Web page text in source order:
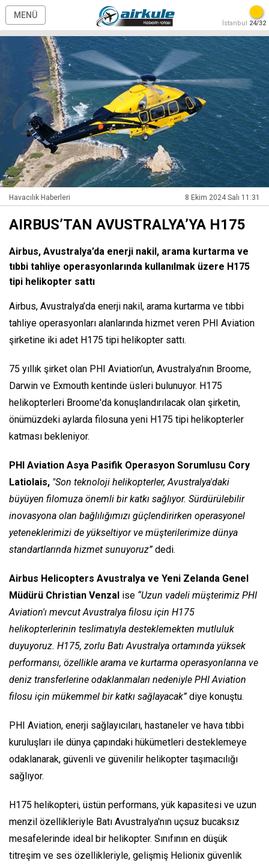
MENÜ
İstanbul 24/32
Havacılık Haberleri 8 Ekim 2024 Salı 11:31
AIRBUS’TAN AVUSTRALYA’YA H175
Airbus, Avustralya’da enerji nakil, arama kurtarma ve
tıbbi tahliye operasyonlarında kullanılmak üzere H175
tipi helikopter sattı
Airbus, Avustralya’da enerji nakil, arama kurtarma ve tıbbi
tahliye operasyonları alanlarında hizmet veren PHI Aviation
şirketine iki adet H175 tipi helikopter sattı.
75 yıllık şirket olan PHI Aviation’un, Avustralya’nın Broome,
Darwin ve Exmouth kentinde üsleri bulunuyor. H175
helikopterleri Broome'da konuşlandırılacak olan şirketin,
önümüzdeki aylarda filosuna yeni H175 tipi helikopterler
katması bekleniyor.
PHI Aviation Asya Pasifik Operasyon Sorumlusu Cory
Latiolais, "Son teknoloji helikopterler, Avustralya'daki
büyüyen filomuza önemli bir katkı sağlıyor. Sürdürülebilir
inovasyona olan bağlılığımızı güçlendirirken operasyonel
yeteneklerimizi de yükseltiyor ve müşterilerimize dünya
standartlarında hizmet sunuyoruz”dedi.
Airbus Helicopters Avustralya ve Yeni Zelanda Genel
Müdürü Christian Venzal ise “Uzun vadeli müşterimiz PHI
Aviation'ı mevcut Avustralya filosu için H175
helikopterlerinin teslimatıyla desteklemekten mutluluk
duyuyoruz. H175, zorlu Batı Avustralya ortamında yüksek
performansı, özellikle arama ve kurtarma operasyonlarına ve
deniz transferlerine odaklanmaları nedeniyle PHI Aviation
filosu için mükemmel bir katkı sağlayacak”diye konuştu.
PHI Aviation, enerji sağlayıcıları, hastaneler ve hava tıbbi
kuruluşları ile dünya çapındaki hükümetleri desteklemeye
odaklanarak, güvenli ve güvenilir helikopter taşımacılığı
sağlıyor.
H175 helikopteri, üstün performans, yük kapasitesi ve uzun
menzil özellikleriyle Batı Avustralya'nın uçsuz bucaksız
mesafelerinde ideal bir helikopter. Sınıfının en düşük
titreşim ve ses özellikleriyle, gelişmiş Helionix güvenlik